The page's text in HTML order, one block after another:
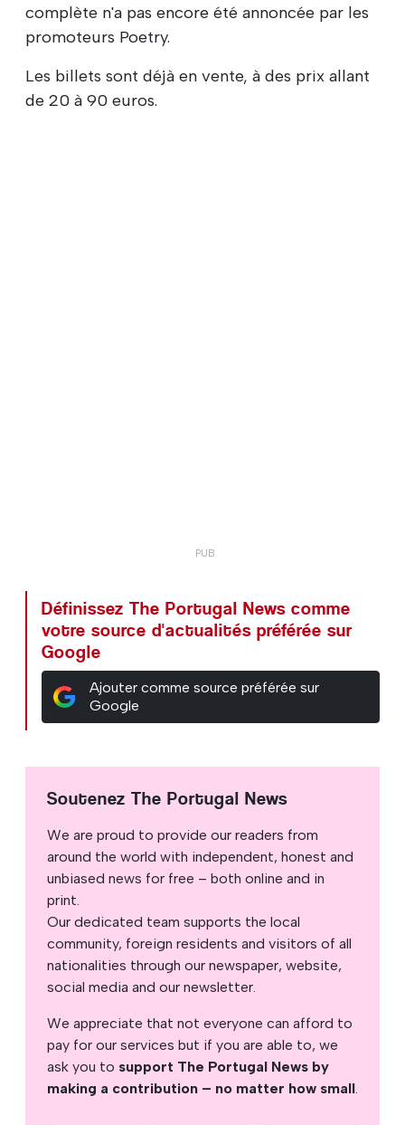
complète n'a pas encore été annoncée par les
promoteurs Poetry.
Les billets sont déjà en vente, à des prix allant
de 20 à 90 euros.
Définissez The Portugal News comme
votre source d'actualités préférée sur
Google
Ajouter comme source préférée sur
Google
Soutenez The Portugal News
We are proud to provide our readers from
around the world with independent, honest and
unbiased news for free – both online and in
print.
Our dedicated team supports the local
community, foreign residents and visitors of all
nationalities through our newspaper, website,
social media and our newsletter.
We appreciate that not everyone can afford to
pay for our services but if you are able to, we
ask you to support The Portugal News by
making a contribution – no matter how small.